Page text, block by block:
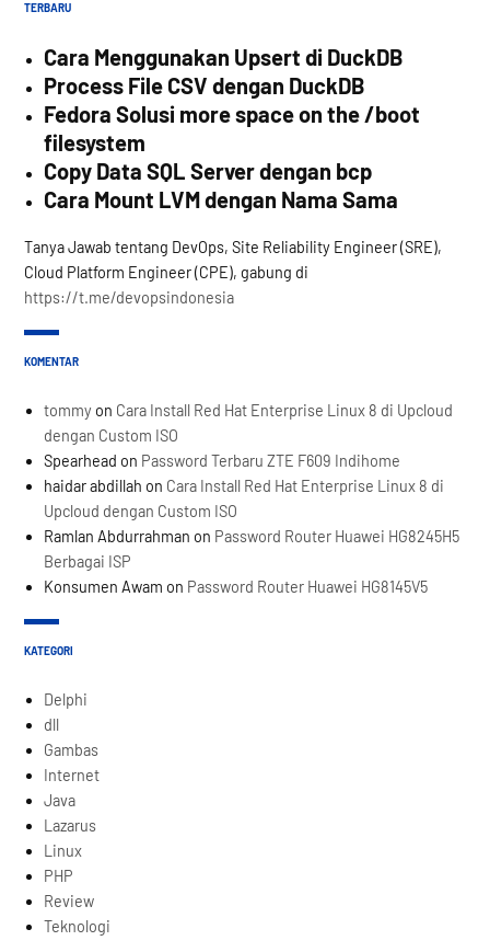
TERBARU
Cara Menggunakan Upsert di DuckDB
Process File CSV dengan DuckDB
Fedora Solusi more space on the /boot
filesystem
Copy Data SQL Server dengan bcp
Cara Mount LVM dengan Nama Sama
Tanya Jawab tentang DevOps, Site Reliability Engineer (SRE),
Cloud Platform Engineer (CPE), gabung di
https://t.me/devopsindonesia
KOMENTAR
tommy on Cara Install Red Hat Enterprise Linux 8 di Upcloud
dengan Custom ISO
Spearhead on Password Terbaru ZTE F609 Indihome
haidar abdillah on Cara Install Red Hat Enterprise Linux 8 di
Upcloud dengan Custom ISO
Ramlan Abdurrahman on Password Router Huawei HG8245H5
Berbagai ISP
Konsumen Awam on Password Router Huawei HG8145V5
KATEGORI
Delphi
dll
Gambas
Internet
Java
Lazarus
Linux
PHP
Review
Teknologi